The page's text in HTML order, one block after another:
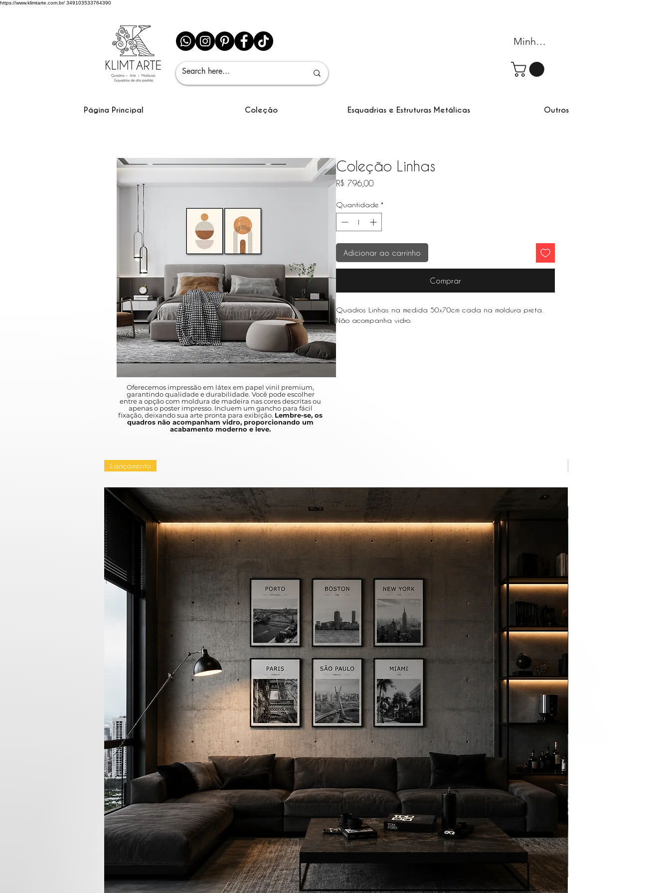
https://www.klimtarte.com.br/ 349103533764390
Minha conta
Página Principal Coleção Esquadrias e Estruturas Metálicas Outros
Coleção Linhas
R$ 796,00Preço
Quantidade *
Adicionar ao carrinho
Comprar
Quadros Linhas na medida 50x70cm cada na moldura preta.
Não acompanha vidro.
Oferecemos impressão em látex em papel vinil premium,
garantindo qualidade e durabilidade. Você pode escolher
entre a opção com moldura de madeira nas cores descritas ou
apenas o poster impresso. Incluem um gancho para fácil
fixação, deixando sua arte pronta para exibição. Lembre-se, os
quadros não acompanham vidro, proporcionando um
acabamento moderno e leve.
Lançamento